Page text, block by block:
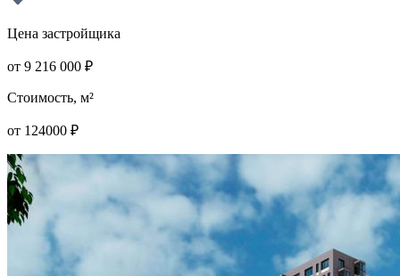
Цена застройщика
от 9 216 000 ₽
Стоимость, м²
от 124000 ₽